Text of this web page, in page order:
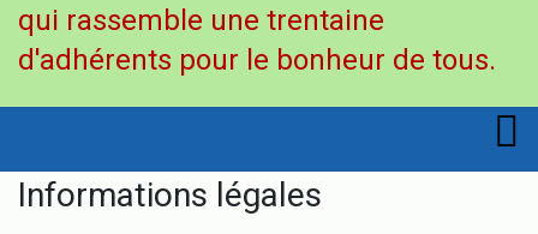
qui rassemble une trentaine
d'adhérents pour le bonheur de tous.
Informations légales